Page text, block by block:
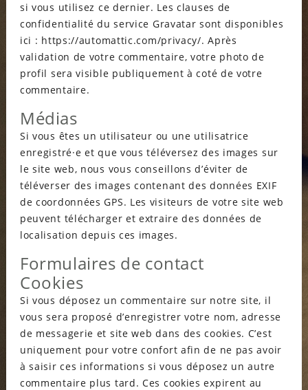
si vous utilisez ce dernier. Les clauses de
confidentialité du service Gravatar sont disponibles
ici : https://automattic.com/privacy/. Après
validation de votre commentaire, votre photo de
profil sera visible publiquement à coté de votre
commentaire.
Médias
Si vous êtes un utilisateur ou une utilisatrice
enregistré·e et que vous téléversez des images sur
le site web, nous vous conseillons d’éviter de
téléverser des images contenant des données EXIF
de coordonnées GPS. Les visiteurs de votre site web
peuvent télécharger et extraire des données de
localisation depuis ces images.
Formulaires de contact
Cookies
Si vous déposez un commentaire sur notre site, il
vous sera proposé d’enregistrer votre nom, adresse
de messagerie et site web dans des cookies. C’est
uniquement pour votre confort afin de ne pas avoir
à saisir ces informations si vous déposez un autre
commentaire plus tard. Ces cookies expirent au